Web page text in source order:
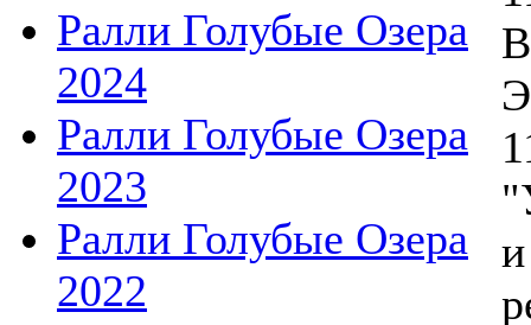
Ралли Голубые Озера
2024
Ралли Голубые Озера
2023
Ралли Голубые Озера
2022